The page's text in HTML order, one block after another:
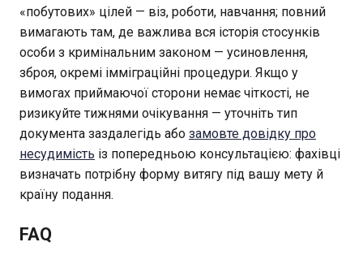
«побутових» цілей — віз, роботи, навчання; повний
вимагають там, де важлива вся історія стосунків
особи з кримінальним законом — усиновлення,
зброя, окремі імміграційні процедури. Якщо у
вимогах приймаючої сторони немає чіткості, не
ризикуйте тижнями очікування — уточніть тип
документа заздалегідь або замовте довідку про
несудимість із попередньою консультацією: фахівці
визначать потрібну форму витягу під вашу мету й
країну подання.
FAQ